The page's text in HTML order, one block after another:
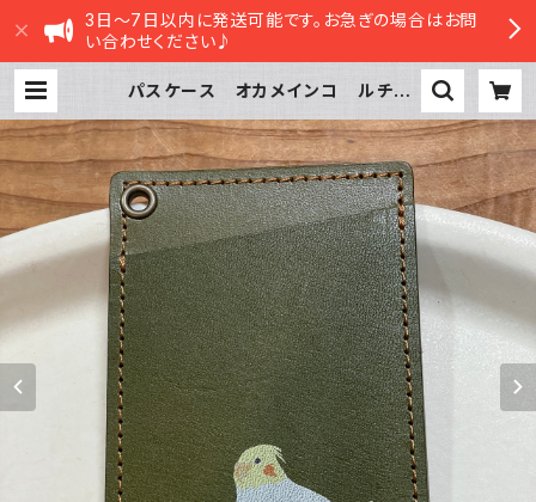
3日～7日以内に発送可能です。お急ぎの場合はお問
い合わせください♪
パスケース オカメインコ ルチノ
こ | sasatte STORE|ささってスト
ア